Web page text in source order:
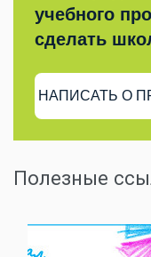
учебного
сделать
НАПИСАТЬ О
Полезные